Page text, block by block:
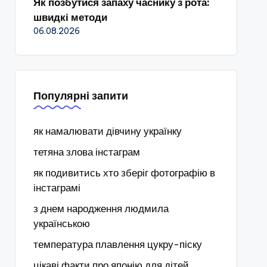
швидкі методи
06.08.2026
Популярні запити
як намалювати дівчину українку
тетяна злова інстаграм
як подивитись хто зберіг фотографію в
інстаграмі
з днем народження людмила
українською
температура плавлення цукру-піску